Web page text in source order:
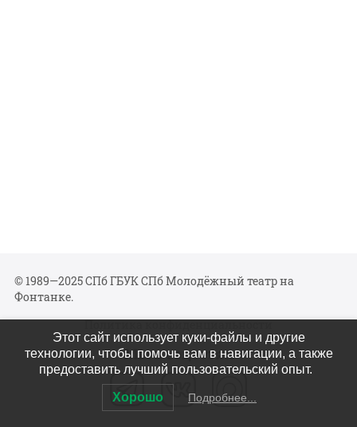
© 1989—2025 СПб ГБУК СПб Молодёжный театр на
Фонтанке.
Политика конфиденциальности
Мы в соцсетях
Этот сайт использует куки-файлы и другие
технологии, чтобы помочь вам в навигации, а также
предоставить лучший пользовательский опыт.
Хорошо Подробнее...